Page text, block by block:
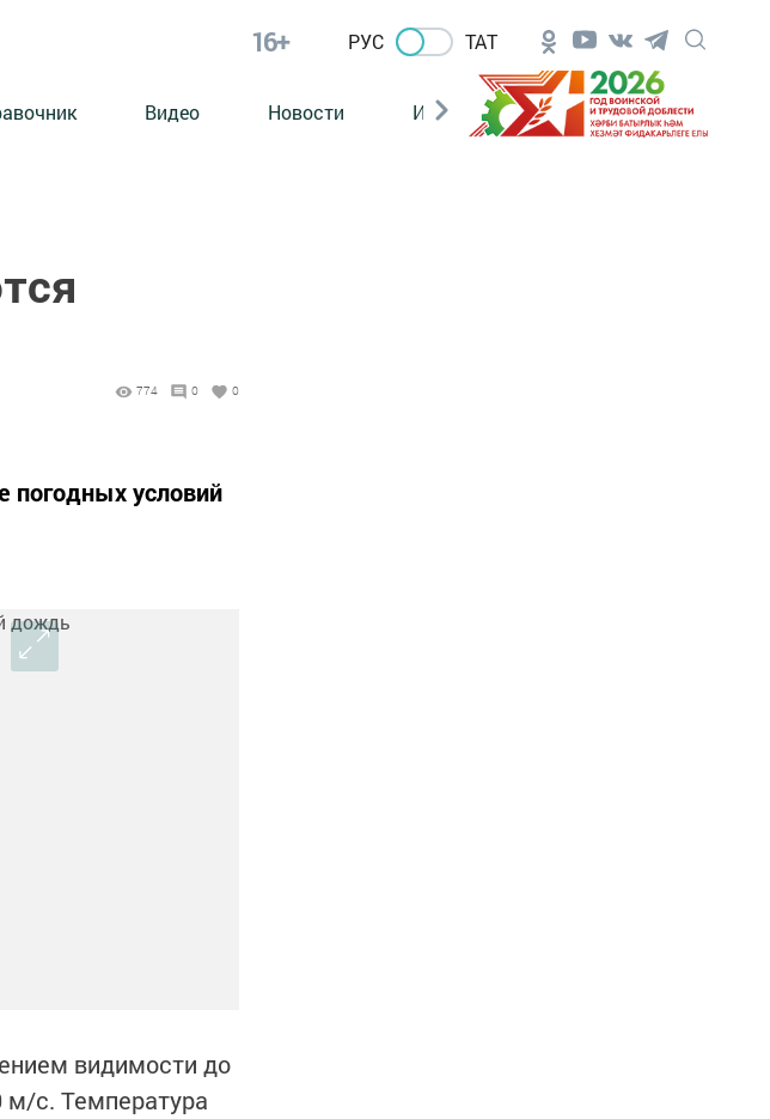
16+ РУС ТАТ
Видео Новости Из зала суда
774 0 0
погодных условий
видимости до
м/с. Температура